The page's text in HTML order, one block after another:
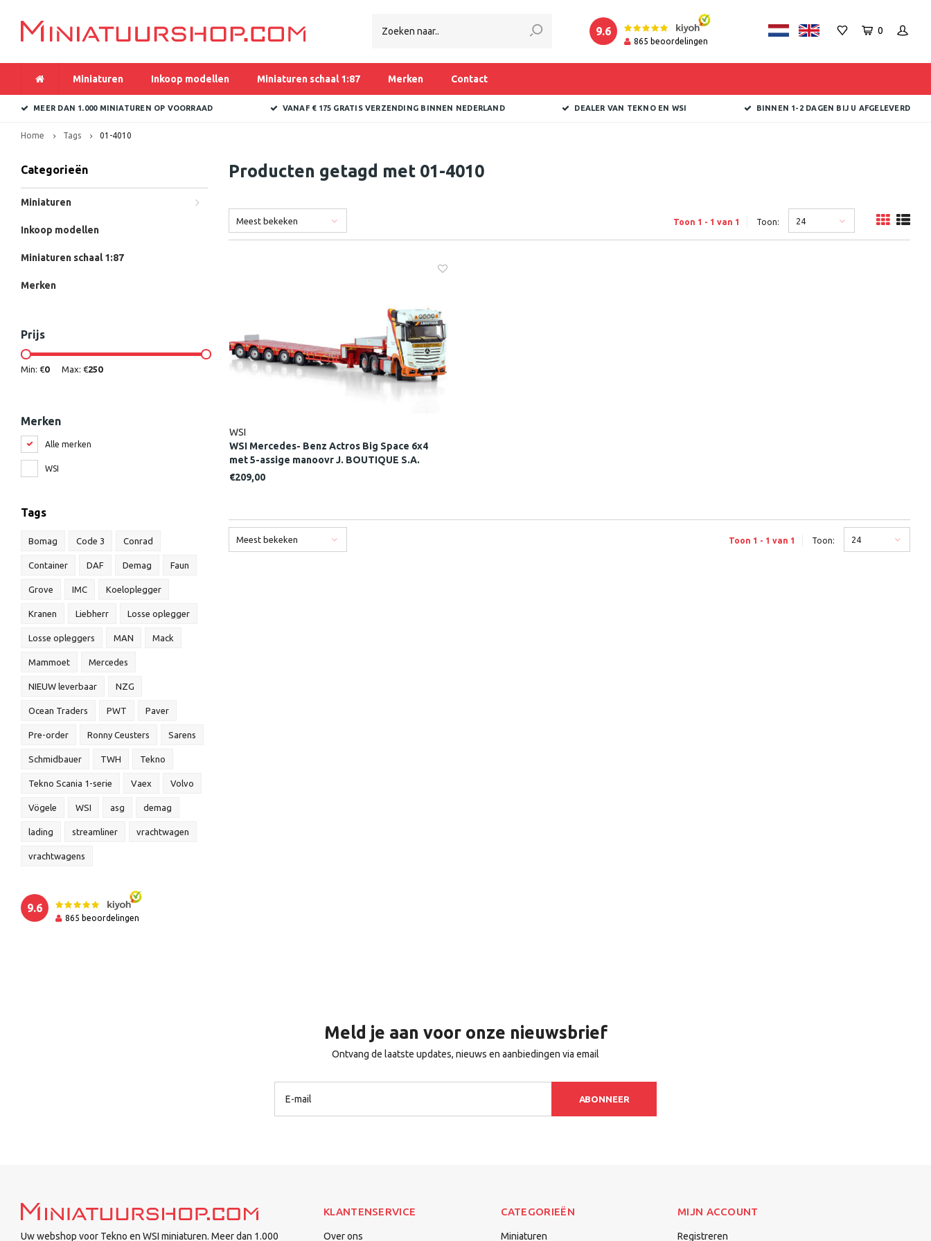
9.6
865 beoordelingen
0
Miniaturen Inkoop modellen Miniaturen schaal 1:87 Merken Contact
MEER DAN 1.000 MINIATUREN OP VOORRAAD VANAF € 175 GRATIS VERZENDING BINNEN NEDERLAND DEALER VAN TEKNO EN WSI BINNEN 1-2 DAGEN BIJ U AFGELEVERD
Home Tags 01-4010
Categorieën
Miniaturen
Inkoop modellen
Miniaturen schaal 1:87
Merken
Prijs
Min: €0 Max: €250
Merken
Alle merken
WSI
Tags
Bomag Code 3 Conrad
Container DAF Demag Faun
Grove IMC Koeloplegger
Kranen Liebherr Losse oplegger
Losse opleggers MAN Mack
Mammoet Mercedes
NIEUW leverbaar NZG
Ocean Traders PWT Paver
Pre-order Ronny Ceusters Sarens
Schmidbauer TWH Tekno
Tekno Scania 1-serie Vaex Volvo
Vögele WSI asg demag
lading streamliner vrachtwagen
vrachtwagens
9.6
865 beoordelingen
Producten getagd met 01-4010
Meest bekeken Toon 1 - 1 van 1 Toon: 24
WSI
WSI Mercedes- Benz Actros Big Space 6x4
met 5-assige manoovr J. BOUTIQUE S.A.
€209,00
Meest bekeken Toon 1 - 1 van 1 Toon: 24
Meld je aan voor onze nieuwsbrief
Ontvang de laatste updates, nieuws en aanbiedingen via email
ABONNEER
Uw webshop voor Tekno en WSI miniaturen. Meer dan 1.000
KLANTENSERVICE
Over ons
CATEGORIEËN
Miniaturen
MIJN ACCOUNT
Registreren